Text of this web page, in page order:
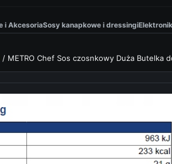
i AkcesoriaSosy kanapkowe i dressingi
/ METRO Chef Sos czosnkowy Duża Butelka